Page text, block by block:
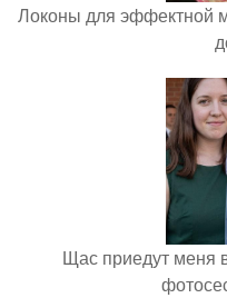
Локоны для эффектной
Щас приедут меня